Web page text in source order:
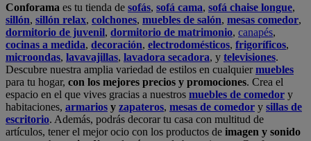
Conforama es tu tienda de sofás, sofá cama, sofá chaise longue,
sillón, sillón relax, colchones, muebles de salón, mesas comedor,
dormitorio de juvenil, dormitorio de matrimonio, canapés,
cocinas a medida, decoración, electrodomésticos, frigoríficos,
microondas, lavavajillas, lavadora secadora, y televisiones.
Descubre nuestra amplia variedad de estilos en cualquiermuebles
para tu hogar, con los mejores precios y promociones. Crea el
espacio en el que vives gracias a nuestros muebles de comedor y
habitaciones, armarios y zapateros, mesas de comedor y sillas de
escritorio. Además, podrás decorar tu casa con multitud de
artículos, tener el mejor ocio con los productos de imagen y sonido